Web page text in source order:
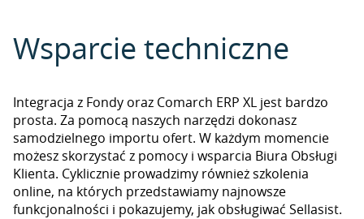
Wsparcie techniczne
Integracja z Fondy oraz Comarch ERP XL jest bardzo
prosta. Za pomocą naszych narzędzi dokonasz
samodzielnego importu ofert. W każdym momencie
możesz skorzystać z pomocy i wsparcia Biura Obsługi
Klienta. Cyklicznie prowadzimy również szkolenia
online, na których przedstawiamy najnowsze
funkcjonalności i pokazujemy, jak obsługiwać Sellasist.